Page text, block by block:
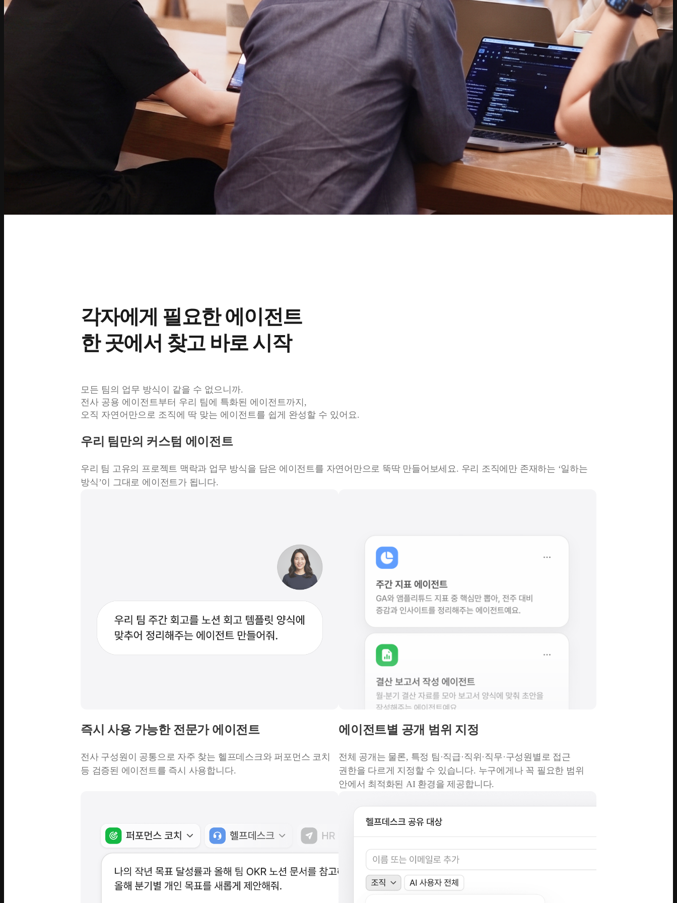
각자에게 필요한 에이전트
한 곳에서 찾고 바로 시작
모든 팀의 업무 방식이 같을 수 없으니까.
전사 공용 에이전트부터 우리 팀에 특화된 에이전트까지,
오직 자연어만으로 조직에 딱 맞는 에이전트를 쉽게 완성할 수 있어요.
우리 팀만의 커스텀 에이전트
우리 팀 고유의 프로젝트 맥락과 업무 방식을 담은 에이전트를 자연어만으로 뚝딱 만들어보세요. 우리 조직에만 존재하는 ‘일하는
방식’이 그대로 에이전트가 됩니다.
즉시 사용 가능한 전문가 에이전트
전사 구성원이 공통으로 자주 찾는 헬프데스크와 퍼포먼스 코치
등 검증된 에이전트를 즉시 사용합니다.
에이전트별 공개 범위 지정
전체 공개는 물론, 특정 팀·직급·직위·직무·구성원별로 접근
권한을 다르게 지정할 수 있습니다. 누구에게나 꼭 필요한 범위
안에서 최적화된 AI 환경을 제공합니다.